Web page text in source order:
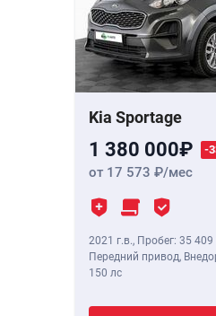
Kia Sportage
1 380 000 -
от 17 573 /мес
2021 г.в., Пробег: 35 409
Передний привод,
150 лс